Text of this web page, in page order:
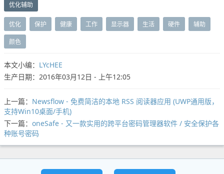
优化辅助
优化 保护 健康 工作 显示器 生活 硬件 辅助
颜色
本文小编： LYcHEE
生产日期：2016年03月12日 - 上午12:05
上一篇： Newsflow - 免费简洁的本地 RSS 阅读器应用 (UWP通用版，
支持Win10桌面/手机)
下一篇： oneSafe - 又一款实用的跨平台密码管理器软件 / 安全保护各
种账号密码